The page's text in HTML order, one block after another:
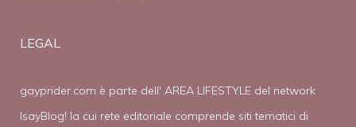
LEGAL
gayprider.com è parte dell' AREA LIFESTYLE del network
IsayBlog! la cui rete editoriale comprende siti tematici di